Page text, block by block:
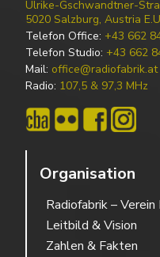
Ulrike-Gschwandtner-
5020 Salzburg, Austria
Telefon Office: +43 662
Telefon Studio: +43 662
Mail: office@radiofabrik.at
Radio: 107,5 & 97,3 MHz
Organisation
Radiofabrik –
Leitbild & Vision
Zahlen & Fakten